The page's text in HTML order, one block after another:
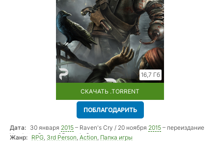
16,7 Гб
СКАЧАТЬ .TORRENT
ПОБЛАГОДАРИТЬ
Дата: 30 января 2015 – Raven's Cry / 20 ноября 2015 – переиздание
Vendetta: Curse of Raven's Cry
Жанр: RPG, 3rd Person, Action, Папка игры